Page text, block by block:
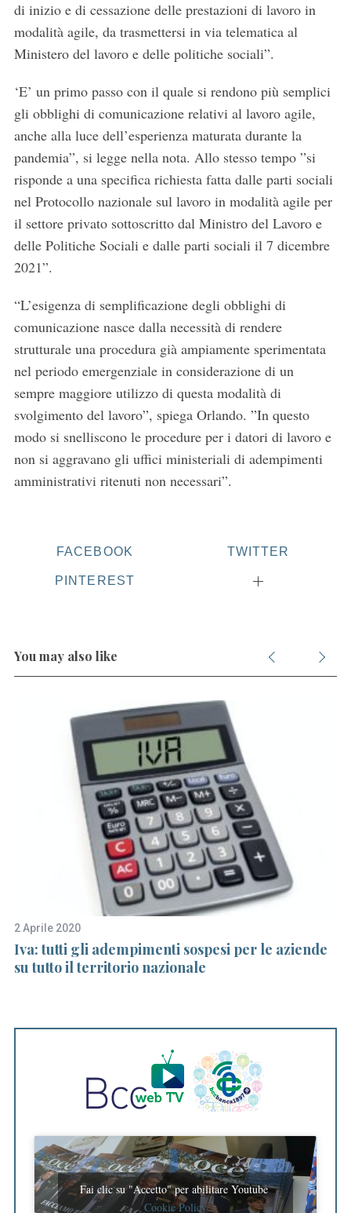
di inizio e di cessazione delle prestazioni di lavoro in
modalità agile, da trasmettersi in via telematica al
Ministero del lavoro e delle politiche sociali”.
‘E’ un primo passo con il quale si rendono più semplici
gli obblighi di comunicazione relativi al lavoro agile,
anche alla luce dell’esperienza maturata durante la
pandemia”, si legge nella nota. Allo stesso tempo ”si
risponde a una specifica richiesta fatta dalle parti sociali
nel Protocollo nazionale sul lavoro in modalità agile per
il settore privato sottoscritto dal Ministro del Lavoro e
delle Politiche Sociali e dalle parti sociali il 7 dicembre
2021”.
“L’esigenza di semplificazione degli obblighi di
comunicazione nasce dalla necessità di rendere
strutturale una procedura già ampiamente sperimentata
nel periodo emergenziale in considerazione di un
sempre maggiore utilizzo di questa modalità di
svolgimento del lavoro”, spiega Orlando. ”In questo
modo si snelliscono le procedure per i datori di lavoroe
non si aggravano gli uffici ministeriali di adempimenti
amministrativi ritenuti non necessari”.
FACEBOOK TWITTER
PINTEREST
You may also like
2 Aprile 2020
Iva: tutti gli adempimenti sospesi per le aziende
su tutto il territorio nazionale
Fai clic su "Accetto" per abilitare Youtube
Cookie Policy
: